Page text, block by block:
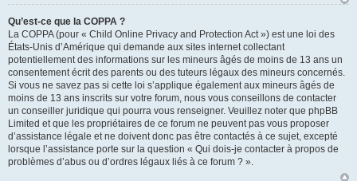
Qu’est-ce que la COPPA ?
La COPPA (pour « Child Online Privacy and Protection Act ») est une loi des
États-Unis d’Amérique qui demande aux sites internet collectant
potentiellement des informations sur les mineurs âgés de moins de 13 ans un
consentement écrit des parents ou des tuteurs légaux des mineurs concernés.
Si vous ne savez pas si cette loi s’applique également aux mineurs âgés de
moins de 13 ans inscrits sur votre forum, nous vous conseillons de contacter
un conseiller juridique qui pourra vous renseigner. Veuillez noter que phpBB
Limited et que les propriétaires de ce forum ne peuvent pas vous proposer
d’assistance légale et ne doivent donc pas être contactés à ce sujet, excepté
lorsque l’assistance porte sur la question « Qui dois-je contacter à propos de
problèmes d’abus ou d’ordres légaux liés à ce forum ? ».